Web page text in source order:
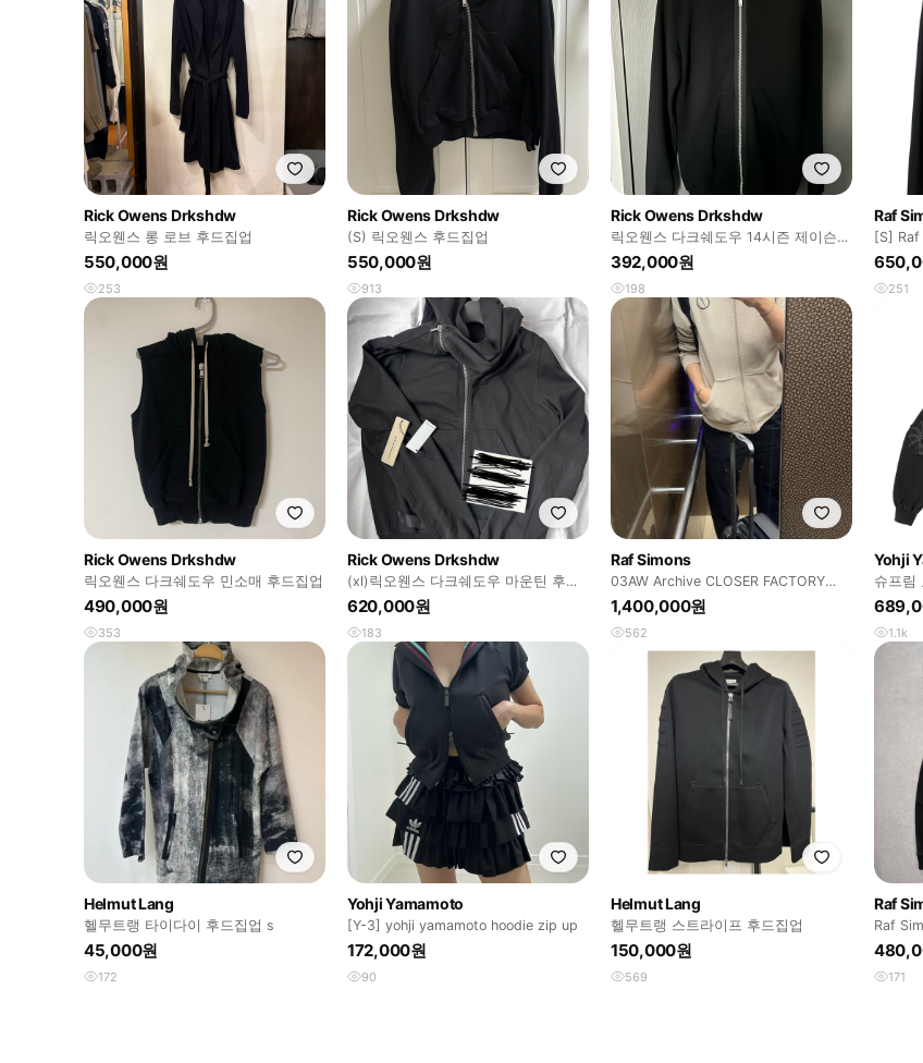
Rick Owens Drkshdw
릭오웬스 롱 로브 후드집업
550,000원
253
Rick Owens Drkshdw
(S) 릭오웬스 후드집업
550,000원
913
Rick Owens Drkshdw
릭오웬스 다크쉐도우 14시즌 제이슨
집후디
392,000원
198
Raf
[S] Raf
집업
251
Rick Owens Drkshdw
릭오웬스 다크쉐도우 민소매 후드집업
490,000원
353
Rick Owens Drkshdw
(xl)릭오웬스 다크쉐도우 마운틴 후드
집업
620,000원
183
Raf Simons
03AW Archive CLOSER FACTORY
RECORDS
1,400,000원
562
Yohji
슈프림
사이즈
1.1k
Helmut Lang
헬무트랭 타이다이 후드집업 s
45,000원
172
Yohji Yamamoto
[Y-3] yohji yamamoto hoodie zip up
172,000원
90
Helmut Lang
헬무트랭 스트라이프 후드집업
150,000원
569
Raf
Raf
Hoodie
171